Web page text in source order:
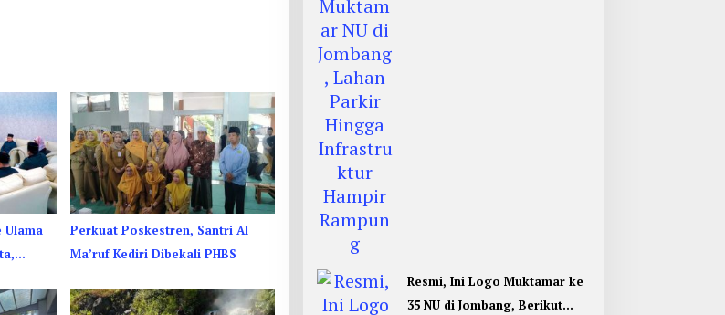
Ulama
Perkuat Poskestren, Santri Al
Ma’ruf Kediri Dibekali PHBS
Resmi, Ini Logo Muktamar ke
35 NU di Jombang, Berikut